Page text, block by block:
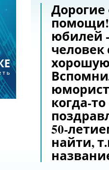
юбилей
когда-
50-
найти,